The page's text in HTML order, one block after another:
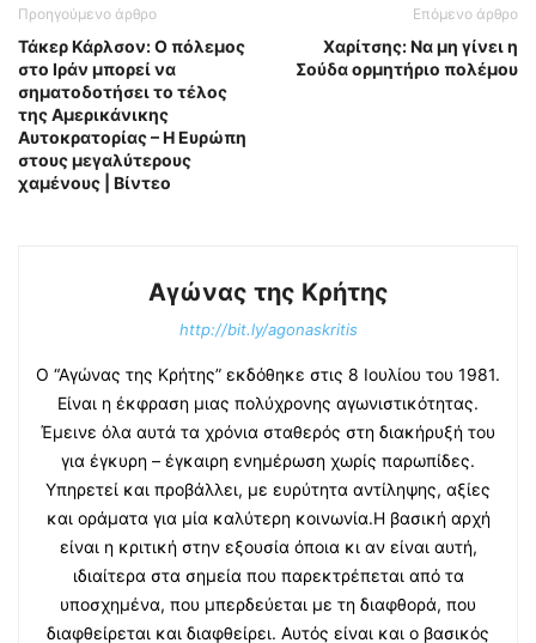
Προηγούμενο άρθρο
Τάκερ Κάρλσον: Ο πόλεμος
στο Ιράν μπορεί να
σηματοδοτήσει το τέλος
της Αμερικάνικης
Αυτοκρατορίας – Η Ευρώπη
στους μεγαλύτερους
χαμένους | Βίντεο
Επόμενο άρθρο
Χαρίτσης: Να μη γίνει η
Σούδα ορμητήριο πολέμου
Αγώνας της Κρήτης
http://bit.ly/agonaskritis
Ο “Αγώνας της Κρήτης” εκδόθηκε στις 8 Ιουλίου του 1981.
Είναι η έκφραση μιας πολύχρονης αγωνιστικότητας.
Έμεινε όλα αυτά τα χρόνια σταθερός στη διακήρυξή του
για έγκυρη – έγκαιρη ενημέρωση χωρίς παρωπίδες.
Υπηρετεί και προβάλλει, με ευρύτητα αντίληψης, αξίες
και οράματα για μία καλύτερη κοινωνία.Η βασική αρχή
είναι η κριτική στην εξουσία όποια κι αν είναι αυτή,
ιδιαίτερα στα σημεία που παρεκτρέπεται από τα
υποσχημένα, που μπερδεύεται με τη διαφθορά, που
διαφθείρεται και διαφθείρει. Αυτός είναι και ο βασικός